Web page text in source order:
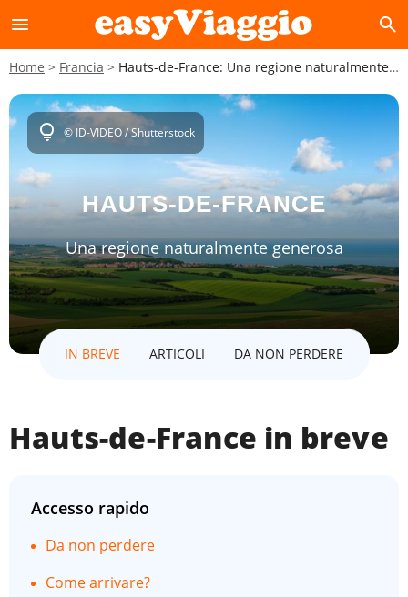
menu search
Home Francia Hauts-de-France: Una regione naturalmente generosa
lightbulb © ID-VIDEO / Shutterstock
HAUTS-DE-FRANCE
Una regione naturalmente generosa
IN BREVE ARTICOLI DA NON PERDERE
Hauts-de-France in breve
Accesso rapido
Da non perdere
Come arrivare?